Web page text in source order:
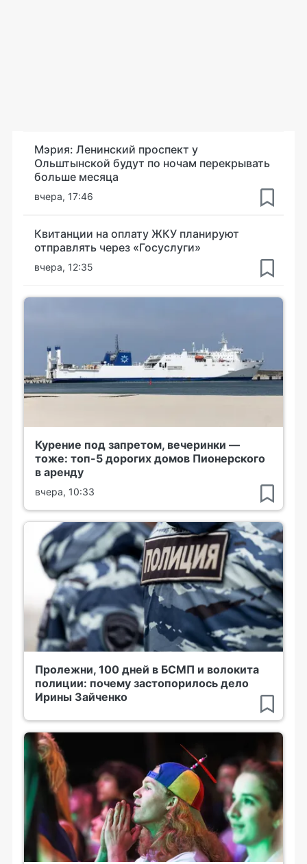
Мэрия: Ленинский проспект у
Ольштынской будут по ночам перекрывать
больше месяца
вчера, 17:46
Квитанции на оплату ЖКУ планируют
отправлять через «Госуслуги»
вчера, 12:35
Курение под запретом, вечеринки —
тоже: топ-5 дорогих домов Пионерского
в аренду
вчера, 10:33
Пролежни, 100 дней в БСМП и волокита
полиции: почему застопорилось дело
Ирины Зайченко